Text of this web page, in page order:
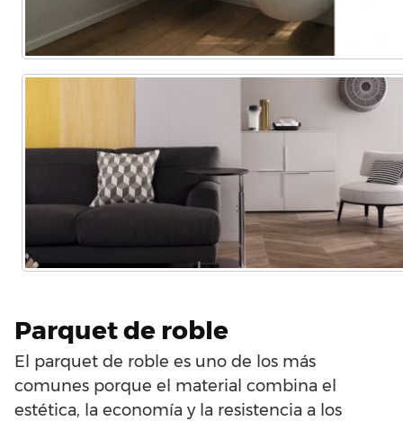
Parquet de roble
El parquet de roble es uno de los más
comunes porque el material combina el
estética, la economía y la resistencia a los